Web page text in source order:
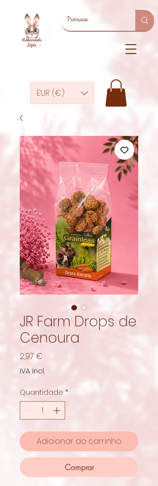
EUR (€)
JR Farm Drops de
Cenoura
2,97 €
IVA incl.
Quantidade *
Adicionar ao carrinho
Comprar